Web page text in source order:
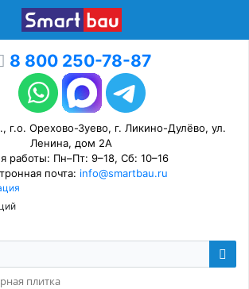
8 800 250-78-87
г.о. Орехово-Зуево, г. Ликино-Дулёво, ул.
Ленина, дом 2А
работы: Пн–Пт: 9–18, Сб: 10–16
почта: info@smartbau.ru
плитка